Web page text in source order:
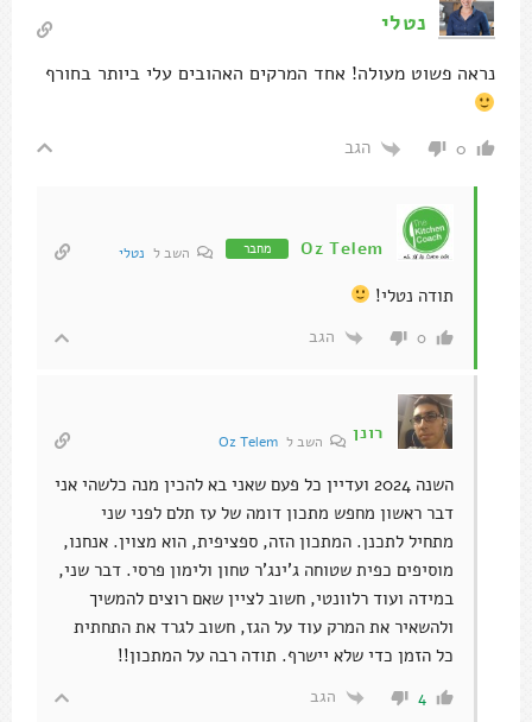
נטלי
נראה פשוט מעולה! אחד המרקים האהובים עלי ביותר בחורף
0 הגב
Oz Telem מחבר השב ל נטלי
תודה נטלי!
0 הגב
רונן השב ל Oz Telem
השנה 2024 ועדיין כל פעם שאני בא להכין מנה כלשהי אני
דבר ראשון מחפש מתכון דומה של עז תלם לפני שני
מתחיל לתכנן. המתכון הזה, ספציפית, הוא מצוין. אנחנו,
מוסיפים כפית שטוחה ג'ינג'ר טחון ולימון פרסי. דבר שני,
במידה ועוד רלוונטי, חשוב לציין שאם רוצים להמשיך
ולהשאיר את המרק עוד על הגז, חשוב לגרד את התחתית
כל הזמן כדי שלא יישרף. תודה רבה על המתכון!!
4 הגב